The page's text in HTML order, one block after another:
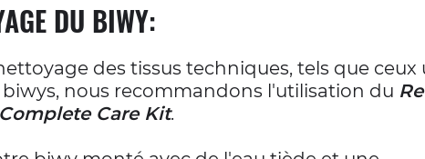
DU BIWY:
des tissus techniques, tels que ceux
biwys, nous recommandons l'utilisation du
Care Kit.